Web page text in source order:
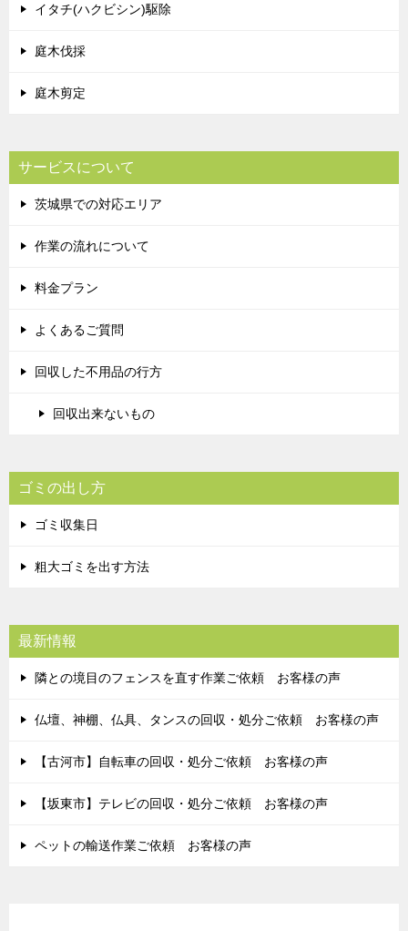
イタチ(ハクビシン)駆除
庭木伐採
庭木剪定
サービスについて
茨城県での対応エリア
作業の流れについて
料金プラン
よくあるご質問
回収した不用品の行方
回収出来ないもの
ゴミの出し方
ゴミ収集日
粗大ゴミを出す方法
最新情報
隣との境目のフェンスを直す作業ご依頼 お客様の声
仏壇、神棚、仏具、タンスの回収・処分ご依頼 お客様の声
【古河市】自転車の回収・処分ご依頼 お客様の声
【坂東市】テレビの回収・処分ご依頼 お客様の声
ペットの輸送作業ご依頼 お客様の声